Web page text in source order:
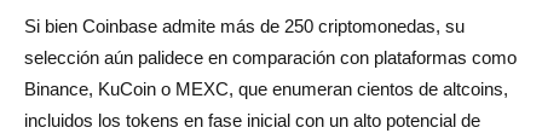
Si bien Coinbase admite más de 250 criptomonedas, su
selección aún palidece en comparación con plataformas como
Binance, KuCoin o MEXC, que enumeran cientos de altcoins,
incluidos los tokens en fase inicial con un alto potencial de